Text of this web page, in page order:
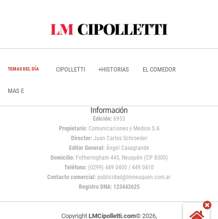
TEMAS DEL DÍA CIPOLLETTI +HISTORIAS EL COMEDOR
MAS E
Información
Edición: 6953
Propietario:Comunicaciones y Medios S.A
Director: Juan Carlos Schroeder
Editor General:Ángel Casagrande
Domicilio:Fotheringham 445, Neuquén (CP 8300)
Teléfono: (0299) 449 0400 / 449 0410
Contacto comercial: publicidad@lmneuquen.com.ar
Registro DNA: 123442625
Copyright LMCipolletti.com© 2026,